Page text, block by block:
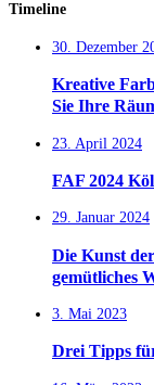
Timeline
30. Dezember
Kreative
Sie Ihre
23. April 2024
FAF 2024
29. Januar 2024
Die Kunst
gemütliches
3. Mai 2023
Drei Tipps